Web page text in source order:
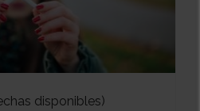
disponibles)